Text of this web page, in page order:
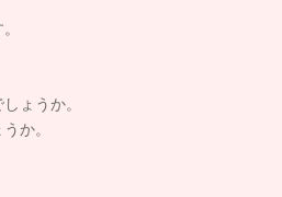
ょうか。
か。